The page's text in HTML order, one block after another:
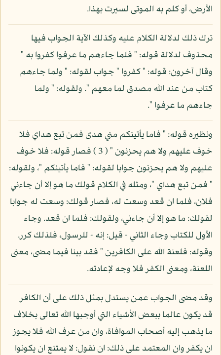
الأرض، أو كلم به الموتى لسيرت بهذا.
ترك ذلك لدلالة الكلام عليه وكذلك الآية الجواب فيها
محذوف لدلالة قوله: " فلما جاءهم ما عرفوا كفروا به "
وقال آخرون: قوله: " كفروا " جواب لقوله: " ولما جاءهم
كتاب من عند الله مصدق لما معهم ". ولقوله: " ولما
جاءهم ما عرفوا ".
ونظيره قوله: " فاما يأتينكم مني هدى فمن تبع هداي فلا
خوف عليهم ولا هم يحزنون " ( 3 ) فصار قوله: فلا خوف
عليهم ولا هم يحزنون جوابا لقوله: " فاما يأتينكم "، ولقوله:
" فمن تبع هداي "، ومثله في الكلام قولك ما هو إلا أن جاءني
فلان، فلما ان قعد وسعت له، فصار قولك: وسعت له جوابا
لقولك: ما هو إلا أن جاءني، ولقولك: فلما ان قعد. وجاء
الأول للكتاب وجاء الثاني - قيل: إنه - للرسول، فلذلك كرر.
وقوله: فلعنة الله على الكافرين " فقد بينا فيما مضى، معنى
اللعنة، ومعنى الكفر فلا وجه لإعادته.
وقد مضى الجواب عمن يستدل بمثل ذلك على أن الكافر
قد يكون عالما ببعض الأشياء التي أوجبها الله تعالى بخلاف
ما يذهب إليه أصحاب الموافاة، وان من عرف الله فلا يجوز
ان يكفر وان المعتمد على ذلك: ان نقول: لا يمتنع ان يكونوا